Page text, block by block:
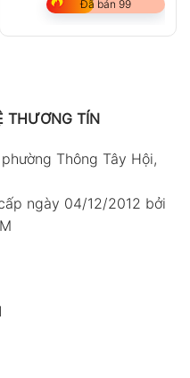
Đã bán 99
THƯƠNG TÍN
Thông Tây Hội,
ngày 04/12/2012 bởi